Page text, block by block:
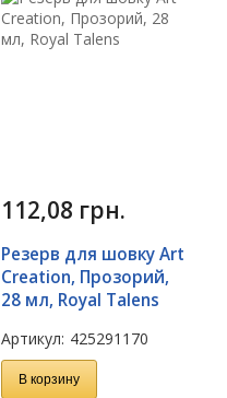
112,08 грн.
Резерв для шовку Art
Creation, Прозорий,
28 мл, Royal Talens
Артикул: 425291170
В корзину